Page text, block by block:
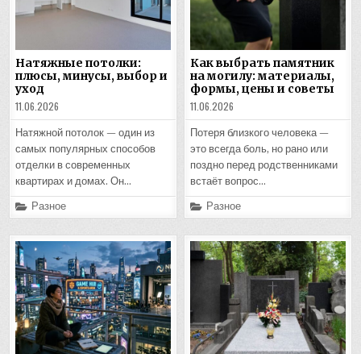
Натяжные потолки:
плюсы, минусы, выбор и
уход
11.06.2026
Натяжной потолок — один из
самых популярных способов
отделки в современных
квартирах и домах. Он…
Posted
in
Разное
Как выбрать памятник
на могилу: материалы,
формы, цены и советы
11.06.2026
Потеря близкого человека —
это всегда боль, но рано или
поздно перед родственниками
встаёт вопрос…
Posted
in
Разное